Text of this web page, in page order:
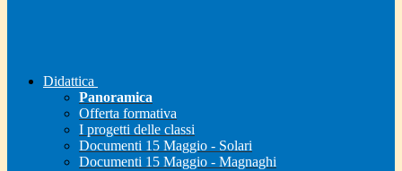
Didattica
Panoramica
Offerta formativa
I progetti delle classi
Documenti 15 Maggio - Solari
Documenti 15 Maggio - Magnaghi